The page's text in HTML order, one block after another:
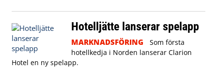
Hotelljätte lanserar spelapp
MARKNADSFÖRING
Som första
hotellkedja i Norden lanserar Clarion
Hotel en ny spelapp.